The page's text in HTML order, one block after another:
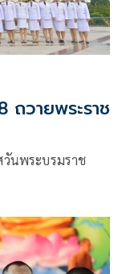
ถวายพระราช
นพระบรมราช